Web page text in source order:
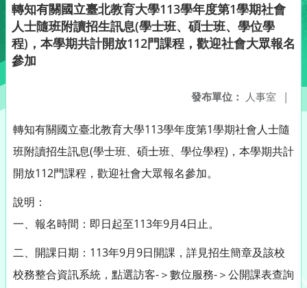
轉知有關國立臺北教育大學113學年度第1學期社會
人士隨班附讀招生訊息(學士班、碩士班、學位學
程)，本學期共計開放112門課程，歡迎社會大眾報名
參加
發布單位： 人事室 |
轉知有關國立臺北教育大學113學年度第1學期社會人士隨
班附讀招生訊息(學士班、碩士班、學位學程)，本學期共計
開放112門課程，歡迎社會大眾報名參加。
說明：
一、報名時間：即日起至113年9月4日止。
二、開課日期：113年9月9日開課，詳見招生簡章及該校
校務整合資訊系統，點選訪客-＞數位服務-＞公開課表查詢